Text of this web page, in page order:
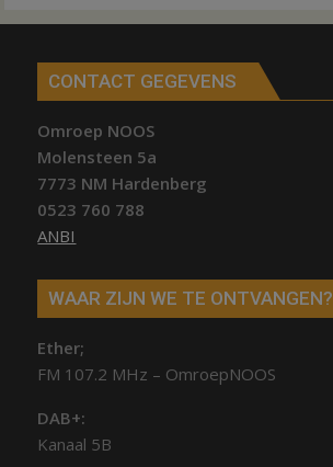
CONTACT GEGEVENS
Omroep NOOS
Molensteen 5a
7773 NM Hardenberg
0523 760 788
ANBI
WAAR ZIJN WE TE ONTVANGEN?
Ether;
FM 107.2 MHz – OmroepNOOS
DAB+:
Kanaal 5B